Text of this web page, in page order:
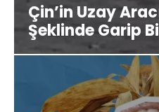
Çin’in Uzay
Şeklinde Garip